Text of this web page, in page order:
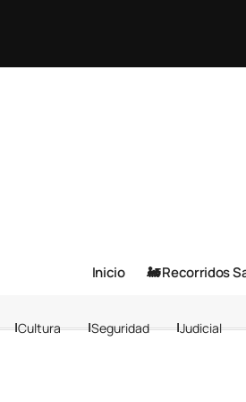
Inicio 🚂 Recorridos
Cultura Seguridad Judicial